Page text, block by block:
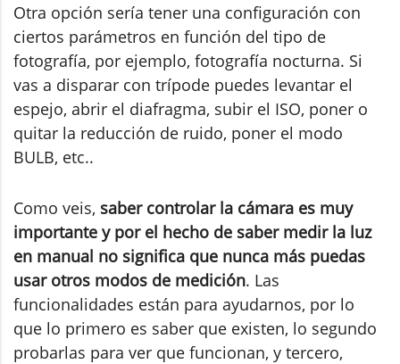
Otra opción sería tener una configuración con
ciertos parámetros en función del tipo de
fotografía, por ejemplo, fotografía nocturna. Si
vas a disparar con trípode puedes levantar el
espejo, abrir el diafragma, subir el ISO, poner o
quitar la reducción de ruido, poner el modo
BULB, etc..
Como veis, saber controlar la cámara es muy
importante y por el hecho de saber medir la luz
en manual no significa que nunca más puedas
usar otros modos de medición. Las
funcionalidades están para ayudarnos, por lo
que lo primero es saber que existen, lo segundo
probarlas para ver que funcionan, y tercero,